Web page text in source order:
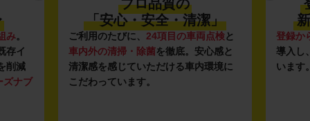
み。
存イ
削減
ズナブ
プロ品質の
「安心・安全・清潔」
ご利用のたびに、 24項目の車両点検と
車内外の清掃・除菌を徹底。安心感と
清潔感を感じていただける車内環境に
こだわっています。
登録か
導入し
います